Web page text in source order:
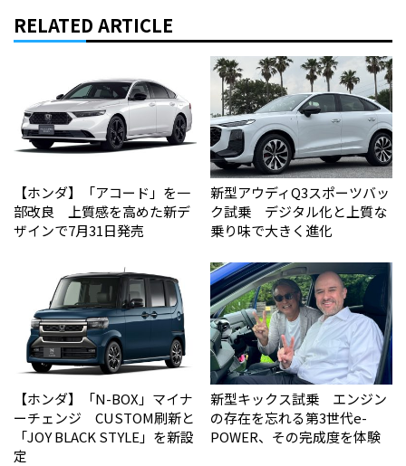
RELATED ARTICLE
【ホンダ】「アコード」を一
部改良 上質感を高めた新デ
ザインで7月31日発売
新型アウディQ3スポーツバッ
ク試乗 デジタル化と上質な
乗り味で大きく進化
【ホンダ】「N-BOX」マイナ
ーチェンジ CUSTOM刷新と
「JOY BLACK STYLE」を新設
定
新型キックス試乗 エンジン
の存在を忘れる第3世代e-
POWER、その完成度を体験